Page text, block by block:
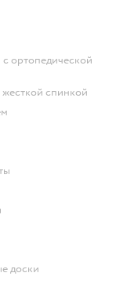
жесткой спинкой
доски